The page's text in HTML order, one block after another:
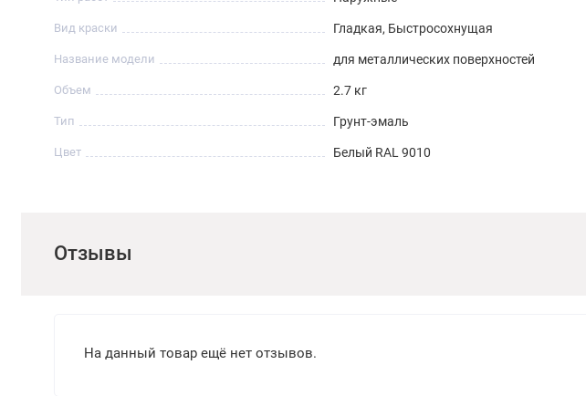
Вид краски Гладкая, Быстросохнущая
Название модели для металлических поверхностей
Объем 2.7 кг
Тип Грунт-эмаль
Цвет Белый RAL 9010
Отзывы
На данный товар ещё нет отзывов.